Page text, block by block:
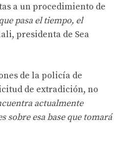
a un procedimiento de
pasa el tiempo, el
presidenta de Sea
de la policía de
de extradición, no
actualmente
sobre esa base que tomará